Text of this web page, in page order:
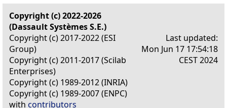
Copyright (c) 2022-2026
(Dassault Systèmes S.E.)
Copyright (c) 2017-2022 (ESI
Group)
Copyright (c) 2011-2017 (Scilab
Enterprises)
Copyright (c) 1989-2012 (INRIA)
Copyright (c) 1989-2007 (ENPC)
with contributors
Last updated:
Mon Jun 17 17:54:18
CEST 2024